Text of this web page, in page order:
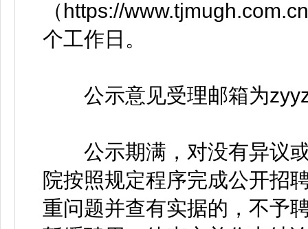
（https://
个工作日。
公示意见受理邮箱为
公示期满，对没有异议或
院按照规定程序完成公开招
重问题并查有实据的，不予